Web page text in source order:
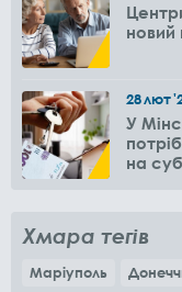
новий
28лют
У
на
Хмара тегів
Маріуполь